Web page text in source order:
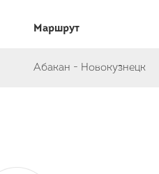
Маршрут
Абакан - Новокузнецк